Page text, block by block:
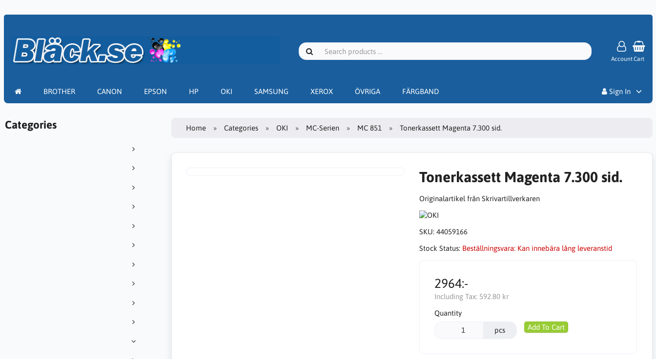
AccountCart
BROTHER CANON EPSON HP OKI SAMSUNG XEROX ÖVRIGA FÄRGBAND
Sign In
Categories Home Categories OKI MC-Serien MC 851 Tonerkassett Magenta 7.300 sid.
Tonerkassett Magenta 7.300 sid.
Originalartikel från Skrivartillverkaren
SKU: 44059166
Stock Status: Beställningsvara: Kan innebära lång leveranstid
2964:-
Including Tax: 592.80 kr
Quantity
pcs Add To Cart